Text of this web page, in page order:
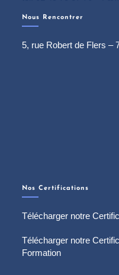
Nous Rencontrer
5, rue Robert de Flers –
Nos Certifications
Télécharger notre
Télécharger notre
Formation